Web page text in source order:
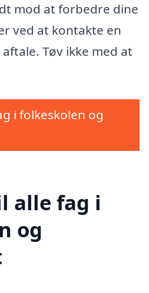
mod at forbedre dine
ved at kontakte en
Tøv ikke med at
i folkeskolen og
alle fag i
og